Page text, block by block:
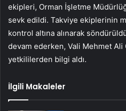
ekipleri, Orman İşletme
sevk edildi. Takviye ekiplerinin
kontrol altına alınarak
devam ederken, Vali Mehmet
yetkililerden bilgi aldı.
İlgili Makaleler